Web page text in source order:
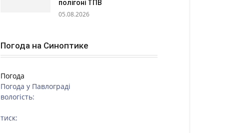
полігоні ТПВ
05.08.2026
Погода на Синоптике
Погода
Погода у Павлограді
вологість:
тиск: